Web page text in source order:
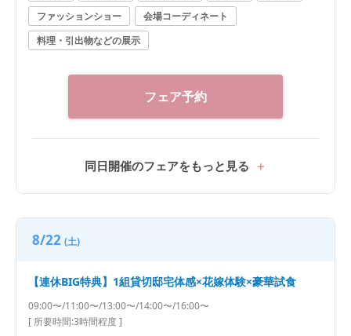
ファッションショー
会場コーディネート
料理・引出物などの展示
フェア予約
同日開催のフェアをもっと見る
8/22 (土)
【連休BIG特典】1組貸切邸宅体感×花嫁体験×豪華試食
09:00〜/11:00〜/13:00〜/14:00〜/16:00〜
[ 所要時間:3時間程度]